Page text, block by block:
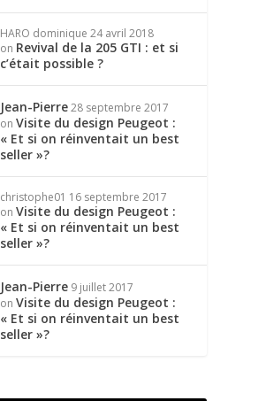
HARO dominique 24 avril 2018
on Revival de la 205 GTI : et si
c’était possible ?
Jean-Pierre28 septembre 2017
on Visite du design Peugeot :
« Et si on réinventait un best
seller »?
christophe01 16 septembre 2017
on Visite du design Peugeot :
« Et si on réinventait un best
seller »?
Jean-Pierre 9 juillet 2017
on Visite du design Peugeot :
« Et si on réinventait un best
seller »?